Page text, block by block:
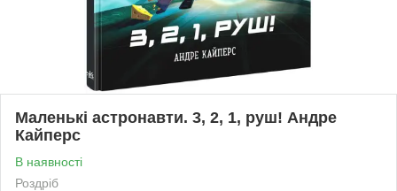
Маленькі астронавти. 3, 2, 1, руш! Андре
Кайперс
В наявності
Роздріб